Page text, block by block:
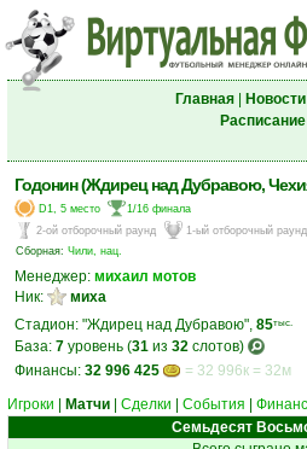
Главная| Новости|
Расписание|
Годонин (Ждирец над Дубравою,
D1, 5 место
1/16 финала
2-ой отборочный раунд
1-ый отборочный раунд
Сборная: Чили, нац.
Менеджер: михаил мотов
Ник:
миха
Стадион: "Ждирец над Дубравою", 85тыс.
База: 7 уровень (31 из 32 слотов)
Финансы: 32 996 425
= 32 996к = 32м
Игроки
Матчи Сделки События
Семьдесят